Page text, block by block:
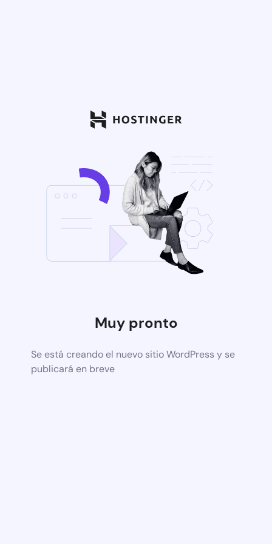
Muy pronto
Se está creando el nuevo sitio WordPress y se
publicará en breve